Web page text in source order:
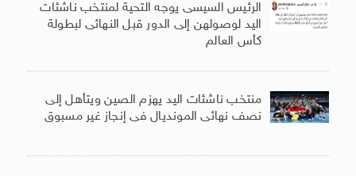
الرئيس السيسى يوجه التحية لمنتخب ناشئات
اليد لوصولهن إلى الدور قبل النهائى لبطولة
كأس العالم
منتخب ناشئات اليد يهزم الصين ويتأهل إلى
نصف نهائى المونديال فى إنجاز غير مسبوق